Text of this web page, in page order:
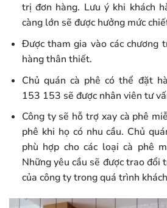
trị đơn hàng. Lưu ý khi khách
càng lớn sẽ được hưởng mức
Được tham gia vào các chương
hàng thân thiết.
Chủ quán cà phê có thể đặt
153 153 sẽ được nhân viên tư
Công ty sẽ hỗ trợ xay cà phê
phê khi họ có nhu cầu. Chủ
phù hợp cho các loại cà phê
Những yêu cầu sẽ được trao đổi
của công ty trong quá trình